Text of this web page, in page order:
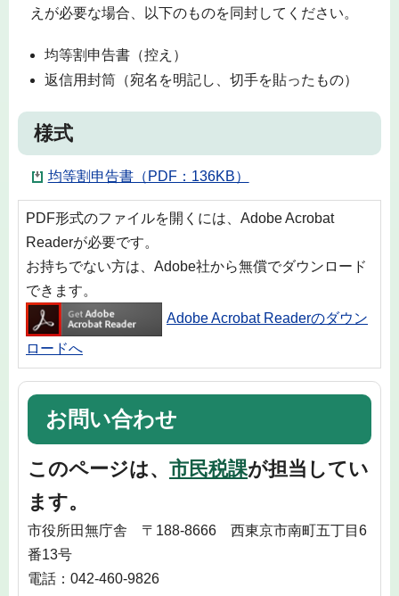
えが必要な場合、以下のものを同封してください。
均等割申告書（控え）
返信用封筒（宛名を明記し、切手を貼ったもの）
様式
均等割申告書（PDF：136KB）
PDF形式のファイルを開くには、Adobe Acrobat
Readerが必要です。
お持ちでない方は、Adobe社から無償でダウンロード
できます。
Adobe Acrobat Readerのダウン
ロードへ
お問い合わせ
このページは、 市民税課が担当してい
ます。
市役所田無庁舎 〒188-8666 西東京市南町五丁目6
番13号
電話：042-460-9826